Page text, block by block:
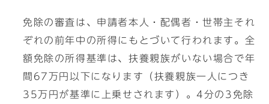
免除の審査は、申請者本人・配偶者・世帯主それ
ぞれの前年中の所得にもとづいて行われます。全
額免除の所得基準は、扶養親族がいない場合で年
間67万円以下になります（扶養親族一人につき
35万円が基準に上乗せされます）。4分の3免除